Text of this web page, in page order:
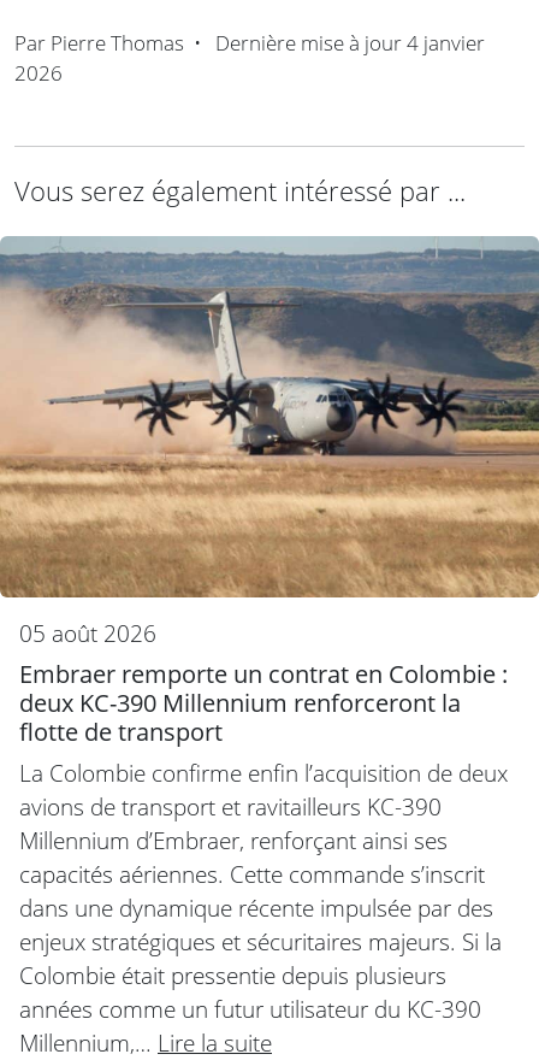
Par Pierre Thomas • Dernière mise à jour4 janvier
2026
Vous serez également intéressé par ...
05 août 2026
Embraer remporte un contrat en Colombie :
deux KC-390 Millennium renforceront la
flotte de transport
La Colombie confirme enfin l’acquisition de deux
avions de transport et ravitailleurs KC-390
Millennium d’Embraer, renforçant ainsi ses
capacités aériennes. Cette commande s’inscrit
dans une dynamique récente impulsée par des
enjeux stratégiques et sécuritaires majeurs. Si la
Colombie était pressentie depuis plusieurs
années comme un futur utilisateur du KC-390
Millennium,… Lire la suite